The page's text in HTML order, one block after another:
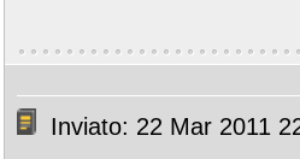
Inviato: 22 Mar 2011